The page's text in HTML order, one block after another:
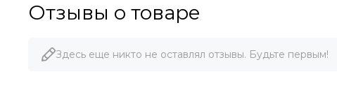
Отзывы о товаре
Здесь еще никто не оставлял отзывы. Будьте первым!